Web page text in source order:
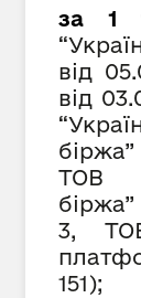
за 1
від
від 03
ТОВ
3,
151);